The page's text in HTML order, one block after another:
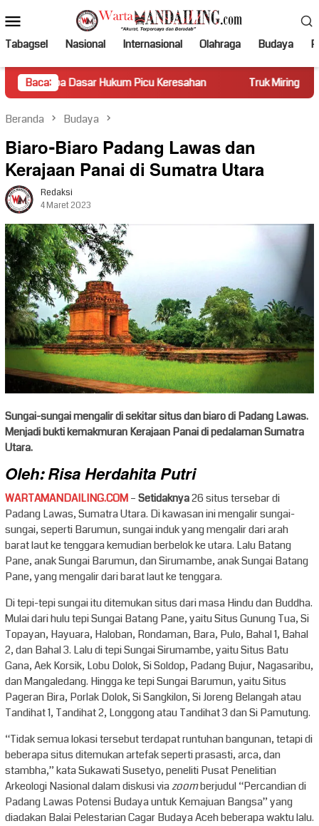
ke
kontenMobile
Tabagsel Nasional Internasional Olahraga Budaya
Baca:
Hukum Picu Keresahan Truk Miring Hambat Arus Lalu
Beranda Budaya
Biaro-Biaro Padang Lawas dan
Kerajaan Panai di Sumatra Utara
Redaksi
4 Maret 2023
Sungai-sungai mengalir di sekitar situs dan biaro di Padang Lawas.
Menjadi bukti kemakmuran Kerajaan Panai di pedalaman Sumatra
Utara.
Oleh:Risa Herdahita Putri
WARTAMANDAILING.COM–Setidaknya26 situs tersebar di
Padang Lawas, Sumatra Utara. Di kawasan ini mengalir sungai-
sungai, seperti Barumun, sungai induk yang mengalir dari arah
barat laut ke tenggara kemudian berbelok ke utara. Lalu Batang
Pane, anak Sungai Barumun, dan Sirumambe, anak Sungai Batang
Pane, yang mengalir dari barat laut ke tenggara.
Di tepi-tepi sungai itu ditemukan situs dari masa Hindu dan Buddha.
Mulai dari hulu tepi Sungai Batang Pane, yaitu Situs Gunung Tua, Si
Topayan, Hayuara, Haloban, Rondaman, Bara, Pulo, Bahal 1, Bahal
2, dan Bahal 3. Lalu di tepi Sungai Sirumambe, yaitu Situs Batu
Gana, Aek Korsik, Lobu Dolok, Si Soldop, Padang Bujur, Nagasaribu,
dan Mangaledang. Hingga ke tepi Sungai Barumun, yaitu Situs
Pageran Bira, Porlak Dolok, Si Sangkilon, Si Joreng Belangah atau
Tandihat 1, Tandihat 2, Longgong atau Tandihat 3 dan Si Pamutung.
“Tidak semua lokasi tersebut terdapat runtuhan bangunan, tetapi di
beberapa situs ditemukan artefak seperti prasasti, arca, dan
stambha,” kata Sukawati Susetyo, peneliti Pusat Penelitian
Arkeologi Nasional dalam diskusi viazoomberjudul “Percandian di
Padang Lawas Potensi Budaya untuk Kemajuan Bangsa” yang
diadakan Balai Pelestarian Cagar Budaya Aceh beberapa waktu lalu.